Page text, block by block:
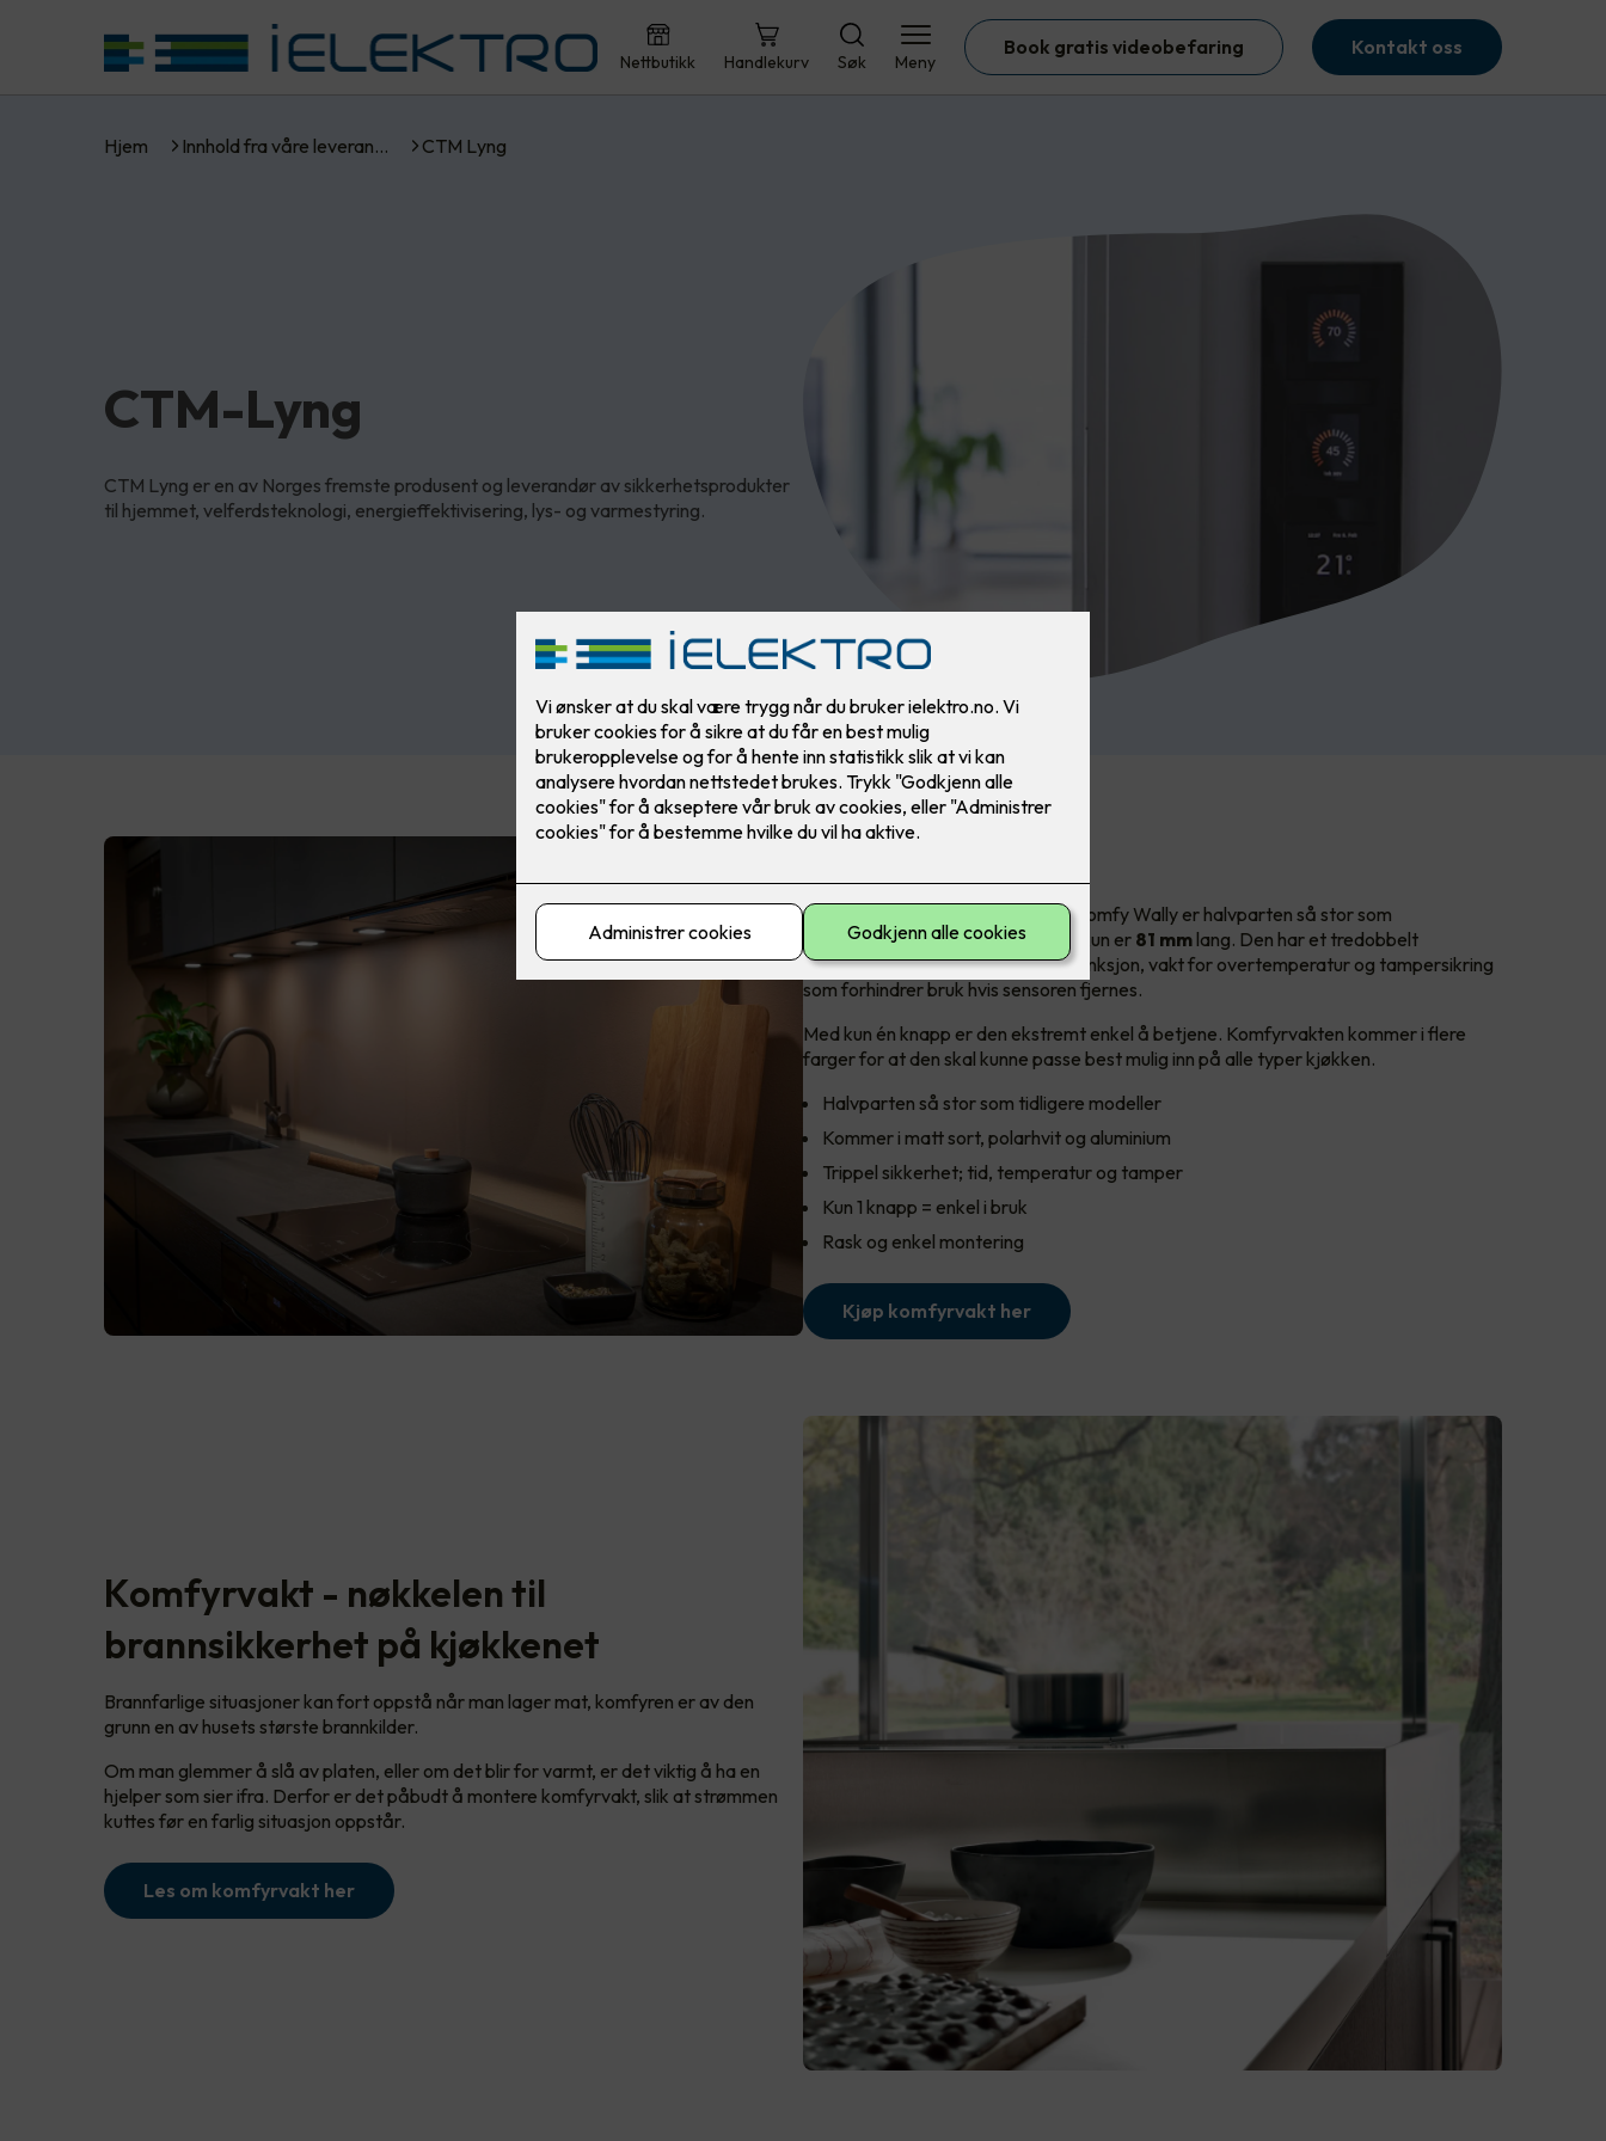
Nettbutikk Handlekurv Søk Meny
Book gratis videobefaring Kontakt oss
Hjem Innhold fra våre leveran… CTM Lyng
CTM-Lyng
CTM Lyng er en av Norges fremste produsent og leverandør av sikkerhetsprodukter
til hjemmet, velferdsteknologi, energieffektivisering, lys- og varmestyring.
CTM Lyngs nyeste komfyrvakt mKomfy Wally er halvparten så stor som
forgjengeren, med en sensor som kun er 81 mm lang. Den har et tredobbelt
sikkerhetssystem i form av timerfunksjon, vakt for overtemperatur og tampersikring
som forhindrer bruk hvis sensoren fjernes.
Med kun én knapp er den ekstremt enkel å betjene. Komfyrvakten kommer i flere
farger for at den skal kunne passe best mulig inn på alle typer kjøkken.
Halvparten så stor som tidligere modeller
Kommer i matt sort, polarhvit og aluminium
Trippel sikkerhet; tid, temperatur og tamper
Kun 1 knapp = enkel i bruk
Rask og enkel montering
Kjøp komfyrvakt her
Komfyrvakt - nøkkelen til
brannsikkerhet på kjøkkenet
Brannfarlige situasjoner kan fort oppstå når man lager mat, komfyren er av den
grunn en av husets største brannkilder.
Om man glemmer å slå av platen, eller om det blir for varmt, er det viktig å ha en
hjelper som sier ifra. Derfor er det påbudt å montere komfyrvakt, slik at strømmen
kuttes før en farlig situasjon oppstår.
Les om komfyrvakt her